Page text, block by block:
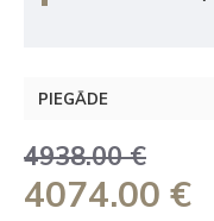
PIEGĀDE
4074.00 €
4938.00 €